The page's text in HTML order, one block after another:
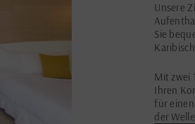
Unsere
Sie
Mit zwei
Ihren
für
der